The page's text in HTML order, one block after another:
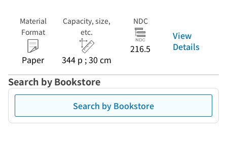
Material
Format
Paper
Capacity, size,
etc.
344 p ; 30 cm
NDC
216.5
View
Details
Search by Bookstore
Search by Bookstore